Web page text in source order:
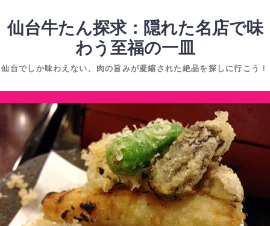
ン
ツ
へ
ス
ッ
仙台牛たん探求：隠れた名店で味
わう至福の一皿
仙台でしか味わえない、肉の旨みが凝縮された絶品を探しに行こう！
コ
テ
ン
ツ
へ
ス
キ